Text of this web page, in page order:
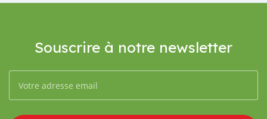
Souscrire à notre newsletter